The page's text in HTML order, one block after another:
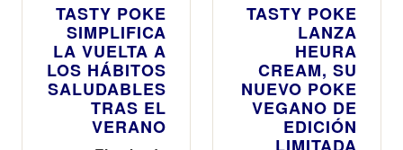
TASTY POKE
SIMPLIFICA
LA VUELTA A
LOS HÁBITOS
SALUDABLES
TRAS EL
VERANO
TASTY POKE
LANZA
HEURA
CREAM, SU
NUEVO POKE
VEGANO DE
EDICIÓN
LIMITADA